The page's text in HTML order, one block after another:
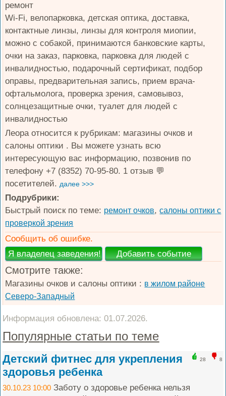
ремонт
Wi-Fi, велопарковка, детская оптика, доставка,
контактные линзы, линзы для контроля миопии,
можно с собакой, принимаются банковские карты,
очки на заказ, парковка, парковка для людей с
инвалидностью, подарочный сертификат, подбор
оправы, предварительная запись, прием врача-
офтальмолога, проверка зрения, самовывоз,
солнцезащитные очки, туалет для людей с
инвалидностью
Леора относится к рубрикам: магазины очков и
салоны оптики . Вы можете узнать всю
интересующую вас информацию, позвонив по
телефону +7 (8352) 70-95-80. 1 отзыв 💬
посетителей. далее >>>
Подрубрики:
Быстрый поиск по теме: ремонт очков,салоны оптики с
проверкой зрения
Сообщить об ошибке.
Смотрите также:
Магазины очков и салоны оптики : в жилом районе
Северо-Западный
Информация обновлена: 01.07.2026.
Популярные статьи по теме
28 8
Детский фитнес для укрепления
здоровья ребенка
30.10.23 10:00 Заботу о здоровье ребенка нельзя